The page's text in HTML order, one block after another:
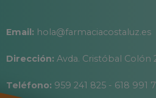
Email: hola@farmaciacostaluz.es
Dirección: Avda. Cristóbal Colón
Teléfono: 959 241 825 - 618 991